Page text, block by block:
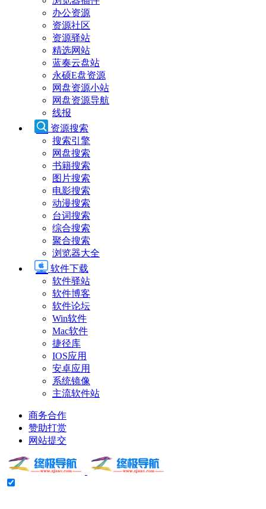
办公资源
资源社区
资源驿站
精选网站
蓝奏云盘站
永硕E盘资源
网盘资源小站
网盘资源导航
线报
资源搜索
搜索引擎
网盘搜索
书籍搜索
图片搜索
电影搜索
动漫搜索
台词搜索
综合搜索
聚合搜索
浏览器大全
软件下载
软件驿站
软件博客
软件论坛
Win软件
Mac软件
捷径库
IOS应用
安卓应用
系统镜像
主流软件站
商务合作
赞助打赏
网站提交